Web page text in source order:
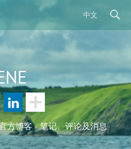
中文
方博客 - 笔记、评论及消息